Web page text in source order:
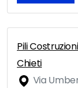
Pili
Chieti
Via